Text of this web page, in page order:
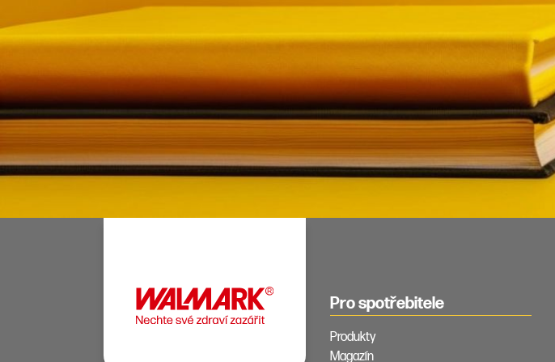
Pro spotřebitele
Produkty
Magazín